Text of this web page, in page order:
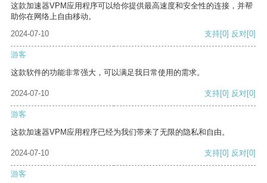
这款加速器VPM应用程序可以给你提供最高速度和安全性的连接，并帮
助你在网络上自由移动。
2024-07-10
支持[0] 反对[0]
游客
这款软件的功能非常强大，可以满足我日常使用的需求。
2024-07-10 支持[0] 反对[0]
游客
这款加速器VPM应用程序已经为我们带来了无限的隐私和自由。
2024-07-10 支持[0] 反对[0]
游客